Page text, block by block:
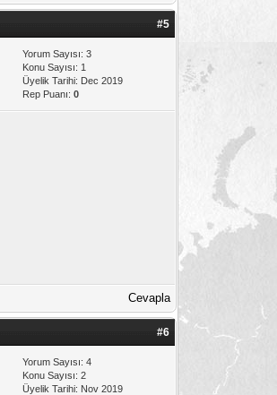
#5
Yorum Sayısı: 3
Konu Sayısı: 1
Üyelik Tarihi: Dec 2019
Rep Puanı:0
Cevapla
#6
Yorum Sayısı: 4
Konu Sayısı: 2
Üyelik Tarihi: Nov 2019